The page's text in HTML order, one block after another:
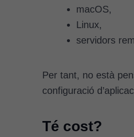
macOS,
Linux,
servidors
Per tant, no està
configuració
Té cost?